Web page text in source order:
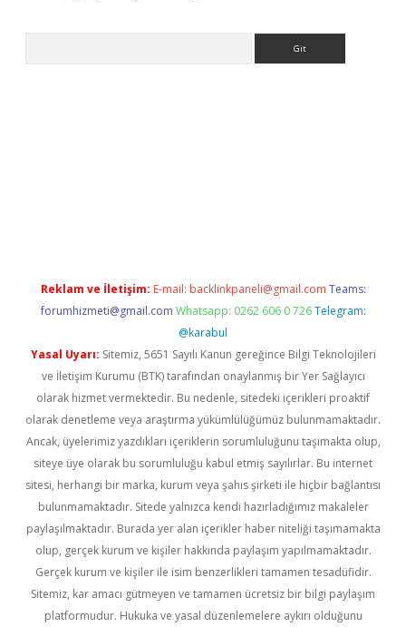
Reklam ve İletişim: E-mail: backlinkpaneli@gmail.com Teams:
forumhizmeti@gmail.com Whatsapp: 0262 606 0 726 Telegram:
@karabul
Yasal Uyarı: Sitemiz, 5651 Sayılı Kanun gereğince Bilgi Teknolojileri
ve İletişim Kurumu (BTK) tarafından onaylanmış bir Yer Sağlayıcı
olarak hizmet vermektedir. Bu nedenle, sitedeki içerikleri proaktif
olarak denetleme veya araştırma yükümlülüğümüz bulunmamaktadır.
Ancak, üyelerimiz yazdıkları içeriklerin sorumluluğunu taşımakta olup,
siteye üye olarak bu sorumluluğu kabul etmiş sayılırlar. Bu internet
sitesi, herhangi bir marka, kurum veya şahıs şirketi ile hiçbir bağlantısı
bulunmamaktadır. Sitede yalnızca kendi hazırladığımız makaleler
paylaşılmaktadır. Burada yer alan içerikler haber niteliği taşımamakta
olup, gerçek kurum ve kişiler hakkında paylaşım yapılmamaktadır.
Gerçek kurum ve kişiler ile isim benzerlikleri tamamen tesadüfidir.
Sitemiz, kar amacı gütmeyen ve tamamen ücretsiz bir bilgi paylaşım
platformudur. Hukuka ve yasal düzenlemelere aykırı olduğunu